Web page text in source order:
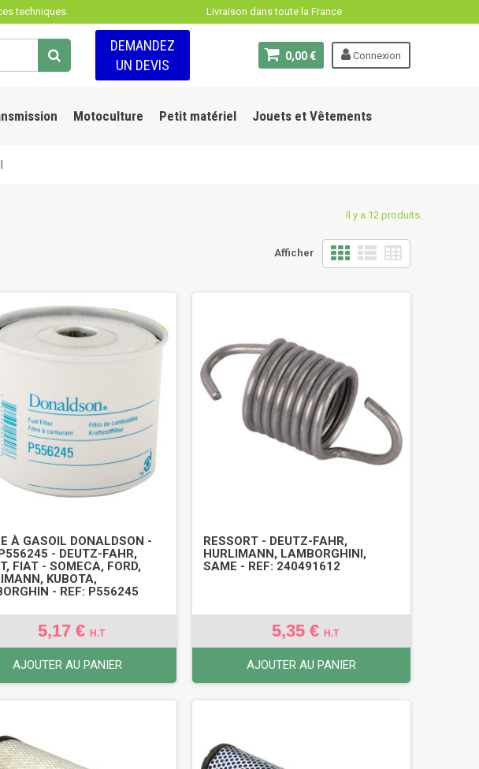
techniques. Livraison dans toute la France
Connexion
0,00 €
DEMANDEZ
UN DEVIS
Motoculture Petit matériel Jouets et Vêtements
Il y a 12 produits.
Afficher
À GASOIL DONALDSON -
- DEUTZ-FAHR,
FIAT - SOMECA, FORD,
KUBOTA,
- REF: P556245
5,17 €H.T
AJOUTER AU PANIER
RESSORT - DEUTZ-FAHR,
HURLIMANN, LAMBORGHINI,
SAME - REF: 240491612
5,35 €H.T
AJOUTER AU PANIER